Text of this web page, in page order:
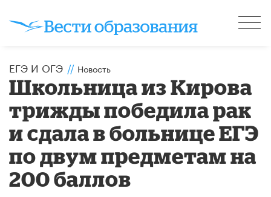
ЕГЭ И ОГЭ // Новость
Школьница из Кирова
трижды победила рак
и сдала в больнице ЕГЭ
по двум предметам на
200 баллов